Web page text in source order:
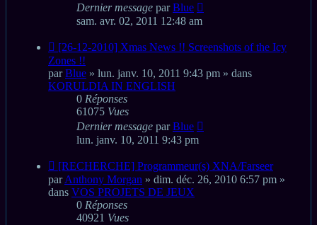
Dernier message parBlue
sam. avr. 02, 2011 12:48 am
Nouveau
message
[26-12-2010] Xmas News !! Screenshots of the Icy
Zones !!
parBlue » lun. janv. 10, 2011 9:43 pm » dans
KORULDIA IN ENGLISH
0 Réponses
61075 Vues
Dernier message parBlue
lun. janv. 10, 2011 9:43 pm
Nouveau
message
[RECHERCHE] Programmeur(s) XNA/Farseer
parAnthony Morgan » dim. déc. 26, 2010 6:57 pm »
dans VOS PROJETS DE JEUX
0 Réponses
40921 Vues